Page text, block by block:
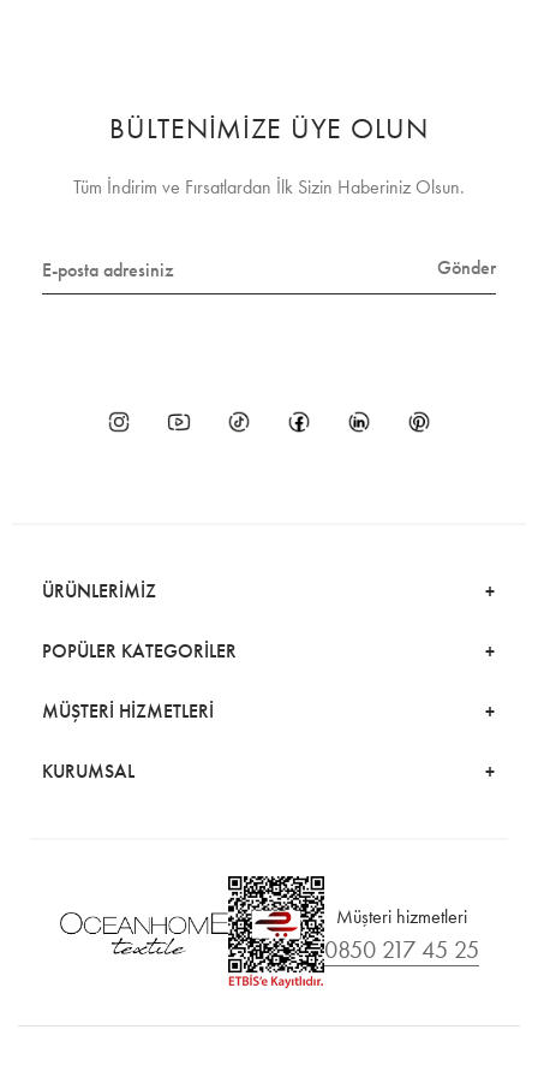
BÜLTENİMİZE ÜYE OLUN
Tüm İndirim ve Fırsatlardan İlk Sizin Haberiniz Olsun.
Gönder
ÜRÜNLERİMİZ
POPÜLER KATEGORİLER
MÜŞTERİ HİZMETLERİ
KURUMSAL
Müşteri hizmetleri
0850 217 45 25